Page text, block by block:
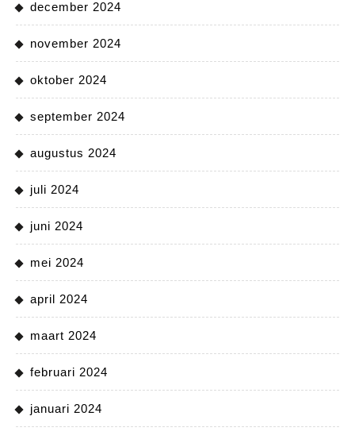
december 2024
november 2024
oktober 2024
september 2024
augustus 2024
juli 2024
juni 2024
mei 2024
april 2024
maart 2024
februari 2024
januari 2024